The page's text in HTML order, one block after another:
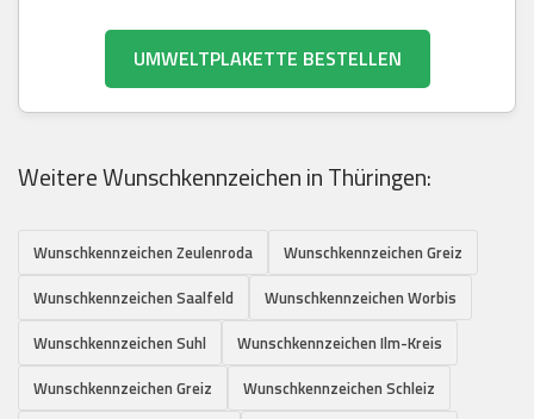
UMWELTPLAKETTE BESTELLEN
Weitere Wunschkennzeichen in Thüringen:
Wunschkennzeichen Zeulenroda
Wunschkennzeichen Greiz
Wunschkennzeichen Saalfeld
Wunschkennzeichen Worbis
Wunschkennzeichen Suhl
Wunschkennzeichen Ilm-Kreis
Wunschkennzeichen Greiz
Wunschkennzeichen Schleiz